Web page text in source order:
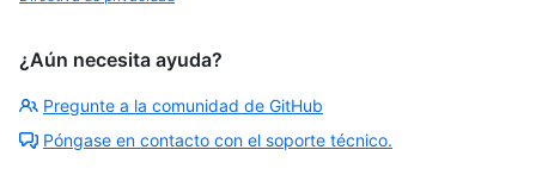
¿Aún necesita ayuda?
Pregunte a la comunidad de GitHub
Póngase en contacto con el soporte técnico.